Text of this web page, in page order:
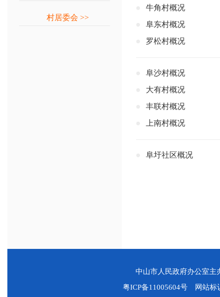
村居委会 >>
牛角村概况
阜东村概况
罗松村概况
阜沙村概况
大有村概况
丰联村概况
上南村概况
阜圩社区概况
中山市人民政府办公室
粤ICP备11005604号 网站标